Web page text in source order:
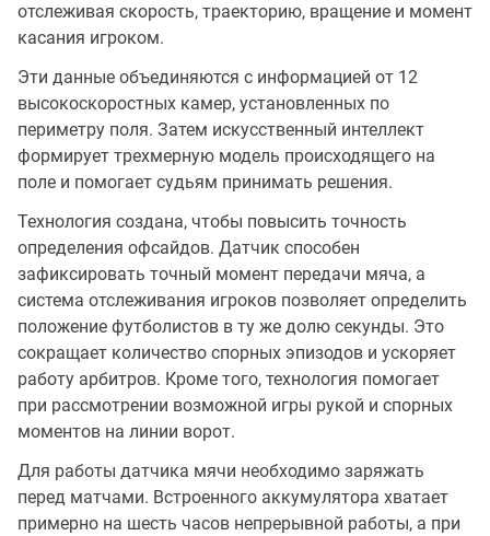
отслеживая скорость, траекторию, вращение и момент
касания игроком.
Эти данные объединяются с информацией от 12
высокоскоростных камер, установленных по
периметру поля. Затем искусственный интеллект
формирует трехмерную модель происходящего на
поле и помогает судьям принимать решения.
Технология создана, чтобы повысить точность
определения офсайдов. Датчик способен
зафиксировать точный момент передачи мяча, а
система отслеживания игроков позволяет определить
положение футболистов в ту же долю секунды. Это
сокращает количество спорных эпизодов и ускоряет
работу арбитров. Кроме того, технология помогает
при рассмотрении возможной игры рукой и спорных
моментов на линии ворот.
Для работы датчика мячи необходимо заряжать
перед матчами. Встроенного аккумулятора хватает
примерно на шесть часов непрерывной работы, а при